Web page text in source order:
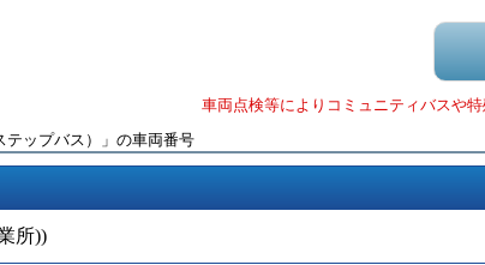
車両点検等によりコミュニティバスや
ップバス） 」 の車両番号
所))